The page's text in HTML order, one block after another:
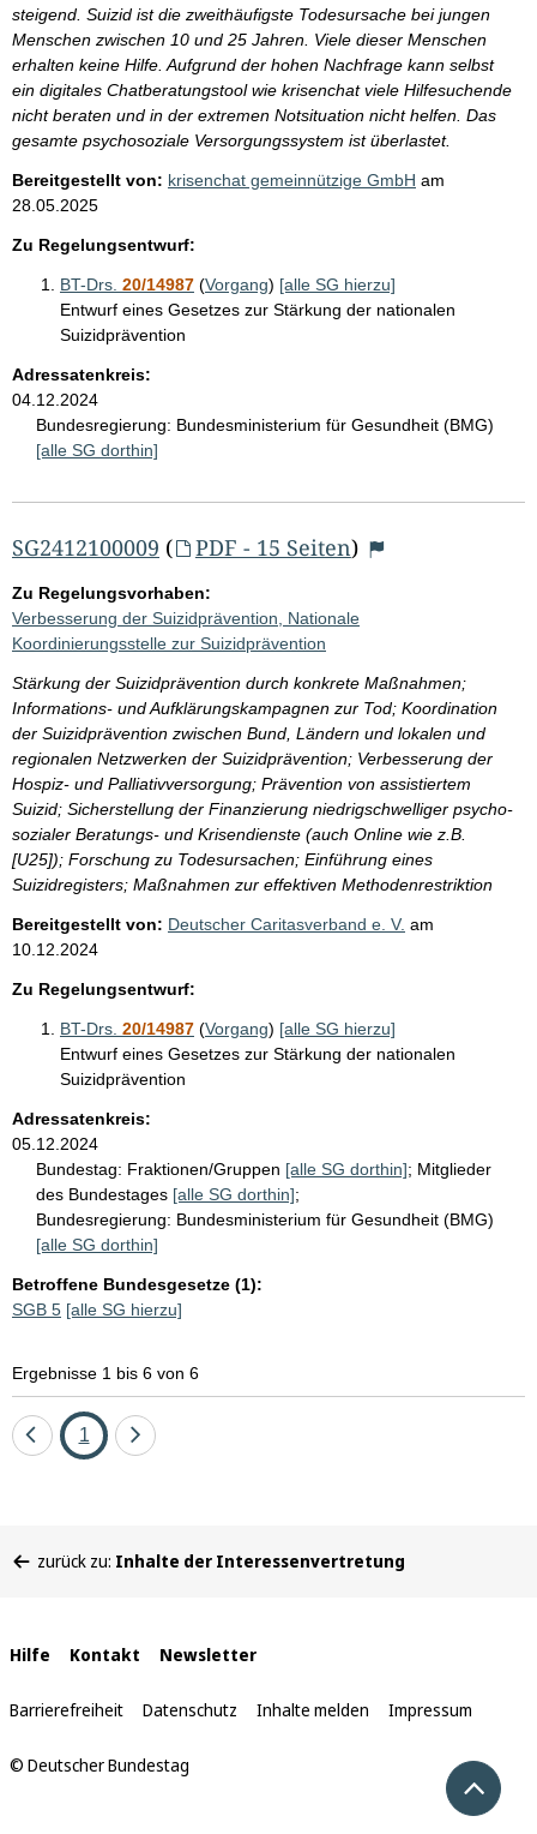
steigend. Suizid ist die zweithäufigste Todesursache bei jungen
Menschen zwischen 10 und 25 Jahren. Viele dieser Menschen
erhalten keine Hilfe. Aufgrund der hohen Nachfrage kann selbst
ein digitales Chatberatungstool wie krisenchat viele Hilfesuchende
nicht beraten und in der extremen Notsituation nicht helfen. Das
gesamte psychosoziale Versorgungssystem ist überlastet.
Bereitgestellt von: krisenchat gemeinnützige GmbH am
28.05.2025
Zu Regelungsentwurf:
BT-Drs. 20/14987 (Vorgang) [alle SG hierzu]
Entwurf eines Gesetzes zur Stärkung der nationalen
Suizidprävention
Adressatenkreis:
04.12.2024
Bundesregierung: Bundesministerium für Gesundheit (BMG)
[alle SG dorthin]
SG2412100009 ( PDF - 15 Seiten)
Zu Regelungsvorhaben:
Verbesserung der Suizidprävention, Nationale
Koordinierungsstelle zur Suizidprävention
Stärkung der Suizidprävention durch konkrete Maßnahmen;
Informations- und Aufklärungskampagnen zur Tod; Koordination
der Suizidprävention zwischen Bund, Ländern und lokalen und
regionalen Netzwerken der Suizidprävention; Verbesserung der
Hospiz- und Palliativversorgung; Prävention von assistiertem
Suizid; Sicherstellung der Finanzierung niedrigschwelliger psycho-
sozialer Beratungs- und Krisendienste (auch Online wie z.B.
[U25]); Forschung zu Todesursachen; Einführung eines
Suizidregisters; Maßnahmen zur effektiven Methodenrestriktion
Bereitgestellt von: Deutscher Caritasverband e. V. am
10.12.2024
Zu Regelungsentwurf:
BT-Drs. 20/14987 (Vorgang) [alle SG hierzu]
Entwurf eines Gesetzes zur Stärkung der nationalen
Suizidprävention
Adressatenkreis:
05.12.2024
Bundestag: Fraktionen/Gruppen [alle SG dorthin]; Mitglieder
des Bundestages [alle SG dorthin];
Bundesregierung: Bundesministerium für Gesundheit (BMG)
[alle SG dorthin]
Betroffene Bundesgesetze (1):
SGB 5 [alle SG hierzu]
Ergebnisse 1 bis 6 von 6
EineSeite
1
Eine
befinden
zurück zu: Inhalte der Interessenvertretung
Interne
Links
Hilfe Kontakt Newsletter
Barrierefreiheit Datenschutz Inhalte melden Impressum
© Deutscher Bundestag